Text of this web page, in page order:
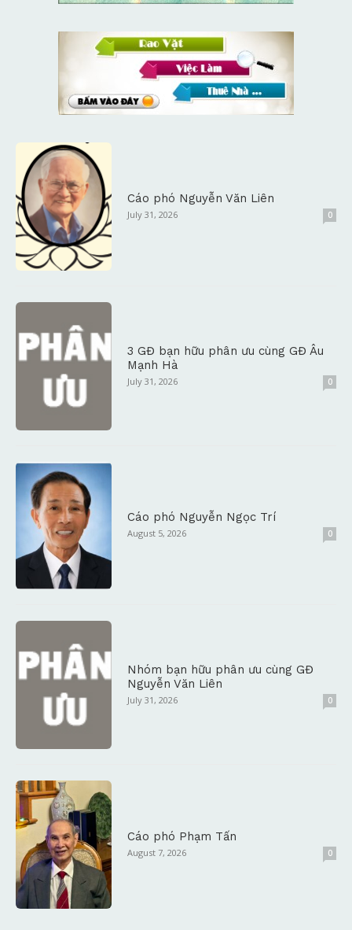
Cáo phó Nguyễn Văn Liên
July 31, 2026 0
3 GĐ bạn hữu phân ưu cùng GĐ Âu
Mạnh Hà
July 31, 2026 0
Cáo phó Nguyễn Ngọc Trí
August 5, 2026 0
Nhóm bạn hữu phân ưu cùng GĐ
Nguyễn Văn Liên
July 31, 2026 0
Cáo phó Phạm Tấn
August 7, 2026 0